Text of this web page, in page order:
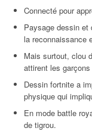
Connecté pour
Paysage dessin
la reconnaissance
Mais surtout, clou
attirent les
Dessin fortnite a
physique qui
En mode battle
de tigrou.